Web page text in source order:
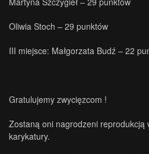
Oliwia Stoch – 29 punktów
III miejsce: Małgorzata Budź – 22
Gratulujemy zwycięzcom !
Zostaną oni nagrodzeni reprodukcją
karykatury.